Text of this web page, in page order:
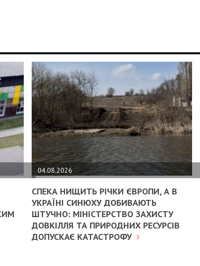
04.08.2026
СПЕКА НИЩИТЬ РІЧКИ ЄВРОПИ, А В
УКРАЇНІ СИНЮХУ ДОБИВАЮТЬ
ШТУЧНО: МІНІСТЕРСТВО ЗАХИСТУ
ДОВКІЛЛЯ ТА ПРИРОДНИХ РЕСУРСІВ
ДОПУСКАЄ КАТАСТРОФУ